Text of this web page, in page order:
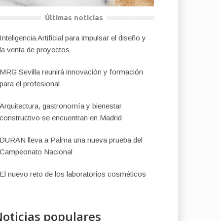
Últimas noticias
Inteligencia Artificial para impulsar el diseño y
la venta de proyectos
MRG Sevilla reunirá innovación y formación
para el profesional
Arquitectura, gastronomía y bienestar
constructivo se encuentran en Madrid
DURAN lleva a Palma una nueva prueba del
Campeonato Nacional
El nuevo reto de los laboratorios cosméticos
populares